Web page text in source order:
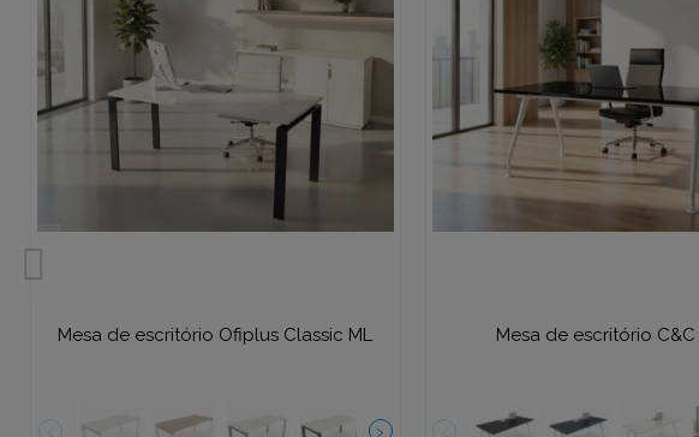
Mesa de escritório Ofiplus Classic ML Mesa de escritório C&C